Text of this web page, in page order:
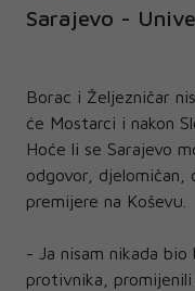
Sarajevo -
Borac i Željezničar
će Mostarci i nakon
Hoće li se Sarajevo
odgovor, djelomičan,
premijere na Koševu.
- Ja nisam nikada
protivnika,